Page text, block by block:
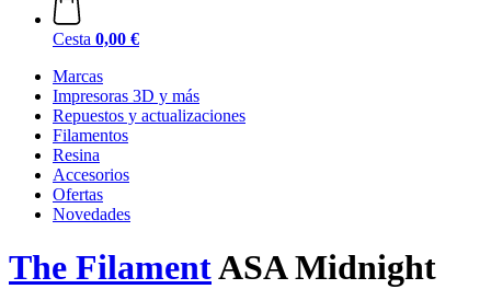
Cesta 0,00 €
Marcas
Impresoras 3D y más
Repuestos y actualizaciones
Filamentos
Resina
Accesorios
Ofertas
Novedades
The FilamentASA Midnight